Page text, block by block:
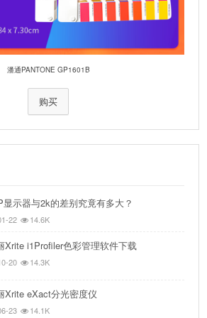
潘通PANTONE GP1601B
购买
显示器与2k的差别究竟有多大？
22 14.6K
Xrite i1Profiler色彩管理软件下载
20 14.3K
Xrite eXact分光密度仪
23 14.1K